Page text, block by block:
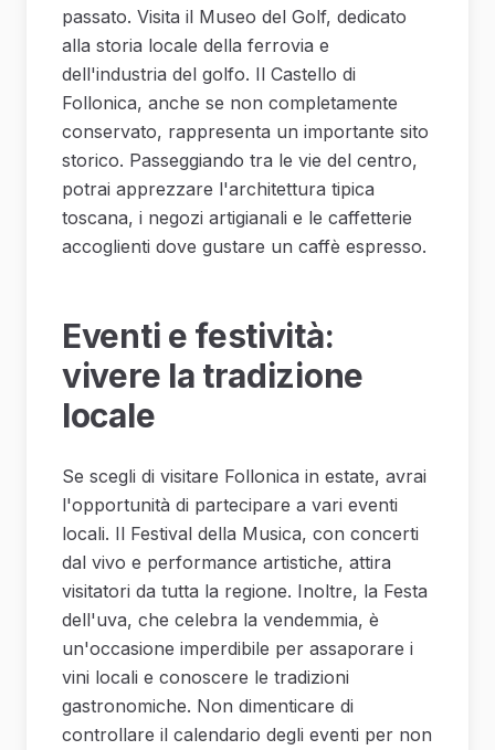
passato. Visita il Museo del Golf, dedicato
alla storia locale della ferrovia e
dell'industria del golfo. Il Castello di
Follonica, anche se non completamente
conservato, rappresenta un importante sito
storico. Passeggiando tra le vie del centro,
potrai apprezzare l'architettura tipica
toscana, i negozi artigianali e le caffetterie
accoglienti dove gustare un caffè espresso.
Eventi e festività:
vivere la tradizione
locale
Se scegli di visitare Follonica in estate, avrai
l'opportunità di partecipare a vari eventi
locali. Il Festival della Musica, con concerti
dal vivo e performance artistiche, attira
visitatori da tutta la regione. Inoltre, la Festa
dell'uva, che celebra la vendemmia, è
un'occasione imperdibile per assaporare i
vini locali e conoscere le tradizioni
gastronomiche. Non dimenticare di
controllare il calendario degli eventi per non